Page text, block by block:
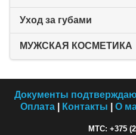
Уход за губами
МУЖСКАЯ КОСМЕТИКА
Документы
Оплата
Контакты О
МТС: +375